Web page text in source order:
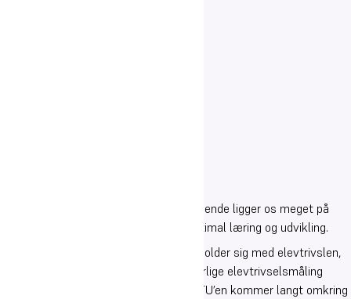
Elevernes trivsel og generelle velbefindende ligger os meget på
sinde, da det er en forudsætning for optimal læring og udvikling.
En af indikationerne af, hvordan det forholder sig med elevtrivslen,
kommer naturligvis fra den nationale, årlige elevtrivselsmåling
(ETU), som gennemføres i december. ETU’en kommer langt omkring